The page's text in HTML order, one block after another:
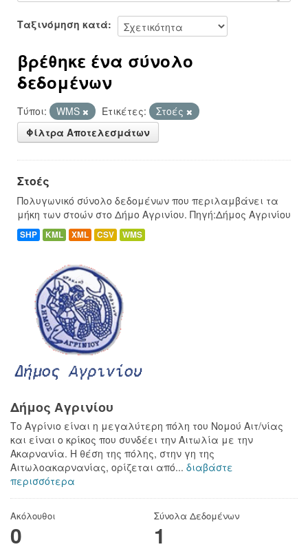
Ταξινόμηση κατά
βρέθηκε ένα σύνολο
δεδομένων
Τύποι: WMS Ετικέτες:
Στοές
Φίλτρα Αποτελεσμάτων
Στοές
Πολυγωνικό σύνολο δεδομένων που περιλαμβάνει τα
μήκη των στοών στο Δήμο Αγρινίου. Πηγή:Δήμος Αγρινίου
SHP KML XML CSV WMS
Δήμος Αγρινίου
Το Αγρίνιο είναι η μεγαλύτερη πόλη του Νομού Αιτ/νίας
και είναι ο κρίκος που συνδέει την Αιτωλία με την
Ακαρνανία. Η θέση της πόλης, στην γη της
Αιτωλοακαρνανίας, ορίζεται από... διαβάστε
περισσότερα
Ακόλουθοι
0
Σύνολα Δεδομένων
1